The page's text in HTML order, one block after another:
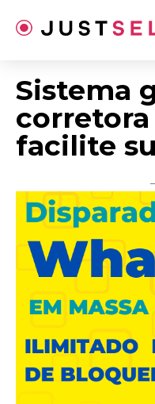
para
Sistema
corretora
facilite